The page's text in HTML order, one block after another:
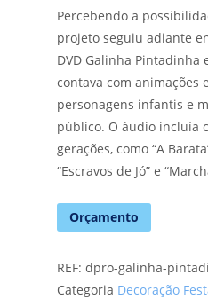
Percebendo a
projeto seguiu adiante
DVD Galinha Pintadinha
contava com animações
personagens infantis e
público. O áudio incluía
gerações, como “A
“Escravos de Jó” e
Orçamento
REF: dpro-galinha-
Categoria Decoração